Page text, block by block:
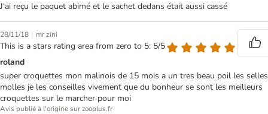
J‘ai reçu le paquet abimé et le sachet dedans était aussi cassé
28/11/18 | mr zini
This is a stars rating area from zero to 5: 5/5
roland
super croquettes mon malinois de 15 mois a un tres beau poil les selles
molles je les conseilles vivement que du bonheur se sont les meilleurs
croquettes sur le marcher pour moi
Avis publié à l'origine sur zooplus.fr